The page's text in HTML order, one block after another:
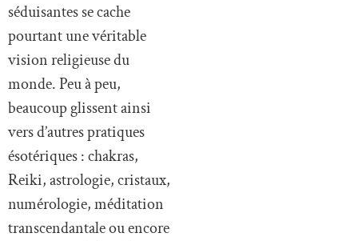
séduisantes se cache
pourtant une véritable
vision religieuse du
monde. Peu à peu,
beaucoup glissent ainsi
vers d’autres pratiques
ésotériques : chakras,
Reiki, astrologie, cristaux,
numérologie, méditation
transcendantale ou encore